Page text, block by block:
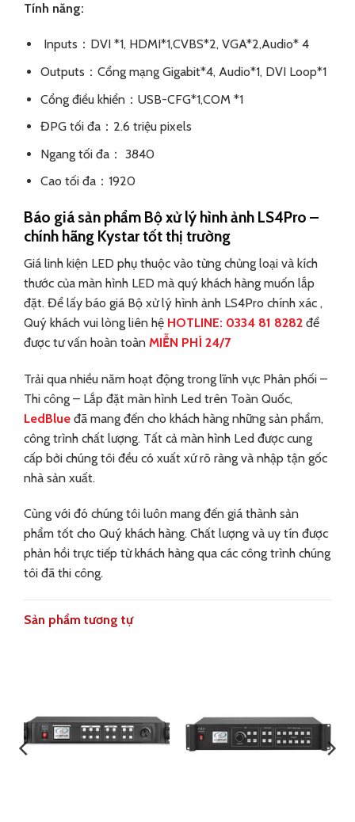
Tính năng:
Inputs：DVI *1, HDMI*1,CVBS*2, VGA*2,Audio* 4
Outputs：Cổng mạng Gigabit*4, Audio*1, DVI Loop*1
Cổng điều khiển：USB-CFG*1,COM *1
ĐPG tối đa：2.6 triệu pixels
Ngang tối đa： 3840
Cao tối đa：1920
Báo giá sản phẩm Bộ xử lý hình ảnh LS4Pro –
chính hãng Kystar tốt thị trường
Giá linh kiện LED phụ thuộc vào từng chủng loại và kích
thước của màn hình LED mà quý khách hàng muốn lắp
đặt. Để lấy báo giá Bộ xử lý hình ảnh LS4Pro chính xác ,
Quý khách vui lòng liên hệ HOTLINE: 0334 81 8282 để
được tư vấn hoàn toàn MIỄN PHÍ 24/7
Trải qua nhiều năm hoạt động trong lĩnh vực Phân phối –
Thi công – Lắp đặt màn hình Led trên Toàn Quốc,
LedBlue đã mang đến cho khách hàng những sản phẩm,
công trình chất lượng. Tất cả màn hình Led được cung
cấp bởi chúng tôi đều có xuất xứ rõ ràng và nhập tận gốc
nhà sản xuất.
Cùng với đó chúng tôi luôn mang đến giá thành sản
phẩm tốt cho Quý khách hàng. Chất lượng và uy tín được
phản hồi trực tiếp từ khách hàng qua các công trình chúng
tôi đã thi công.
Sản phẩm tương tự